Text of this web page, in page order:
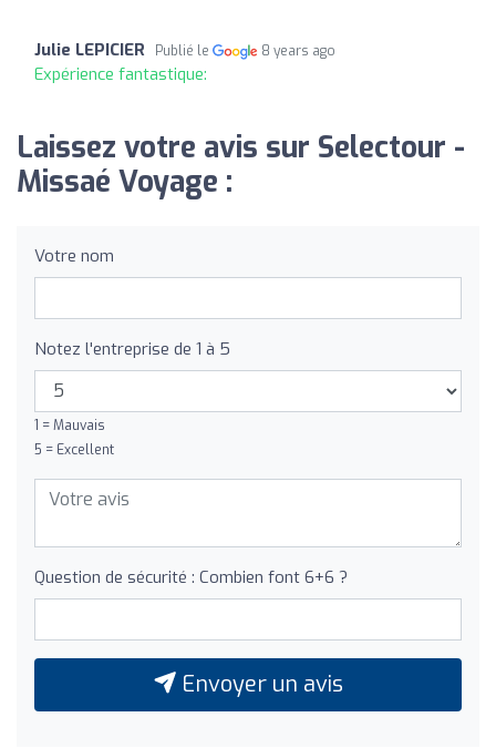
Julie LEPICIER Publié le 8 years ago
Expérience fantastique:
Laissez votre avis sur Selectour -
Missaé Voyage :
Votre nom
Notez l'entreprise de 1 à 5
1 = Mauvais
5 = Excellent
Question de sécurité : Combien font 6+6 ?
Envoyer un avis